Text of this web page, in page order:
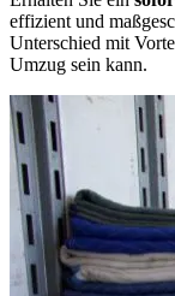
effizient und
Unterschied mit
Umzug sein kann.